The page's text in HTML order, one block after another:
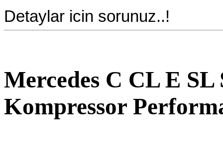
Detaylar icin sorunuz..!
Mercedes C CL E
Kompressor